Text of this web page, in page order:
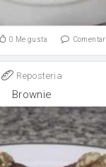
0 Me gusta Comentar
Reposteria
Brownie